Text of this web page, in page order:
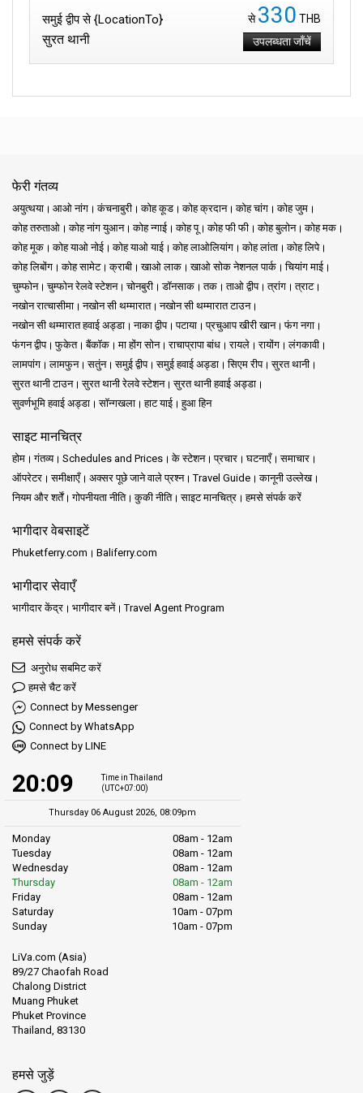
समुई द्वीप से {LocationTo}
सुरत थानी
से330 THB
उपलब्धता जाँचें
फेरी गंतव्य
अयुत्थया आओ नांग कंचनाबुरी कोह कूड कोह क्रदान कोह चांग
कोह जुम
कोह तरुताओ
कोह नांग युआन कोह न्गाई कोह पू कोह फी फी कोह बुलोन
कोह मक
कोह मूक
कोह याओ नोई कोह याओ याई कोह लाओलियांग कोह लांता
कोह लिपे
कोह लिबोंग
कोह सामेट क्राबी खाओ लाक खाओ सोक नेशनल पार्क
चियांग माई
चुम्फोन
चुम्फोन रेलवे स्टेशन चोनबुरी डॉनसाक तक ताओ द्वीप त्रांग
त्राट
नखोन रात्चासीमा
नखोन सी थम्मारात
नखोन सी थम्मारात टाउन
नखोन सी थम्मारात हवाई अड्डा
नाका द्वीप पटाया प्रचुआप खीरी खान
फंग नगा
फंगन द्वीप
फुकेत बैंकॉक मा होंग सोन राचाप्रापा बांध रायले रायोंग
लंगकावी
लामपांग
लामफुन सतुंन समुई द्वीप समुई हवाई अड्डा सिएम रीप
सुरत थानी
सुरत थानी टाउन
सुरत थानी रेलवे स्टेशन
सुरत थानी हवाई अड्डा
सुवर्णभूमि हवाई अड्डा
सॉन्गखला हाट याई हुआ हिन
साइट मानचित्र
होम गंतव्य Schedules and Prices के स्टेशन प्रचार घटनाएँ
समाचार
ऑपरेटर
समीक्षाएँ अक्सर पूछे जाने वाले प्रश्न Travel Guide
कानूनी उल्लेख
नियम और शर्तें
गोपनीयता नीति कुकी नीति साइट मानचित्र हमसे संपर्क करें
भागीदार वेबसाइटें
Phuketferry.com Baliferry.com
भागीदार सेवाएँ
भागीदार केंद्र भागीदार बनें Travel Agent Program
हमसे संपर्क करें
अनुरोध सबमिट करें
हमसे चैट करें
Connect by Messenger
Connect by WhatsApp
Connect by LINE
20:09
Time in Thailand
(UTC+07:00)
Thursday 06 August 2026, 08:09pm
Monday
08am - 12am
Tuesday
08am - 12am
Wednesday
08am - 12am
Thursday
08am - 12am
Friday
08am - 12am
Saturday
10am - 07pm
Sunday
10am - 07pm
LiVa.com (Asia)
89/27 Chaofah Road
Chalong District
Muang Phuket
Phuket Province
Thailand, 83130
हमसे जुड़ें